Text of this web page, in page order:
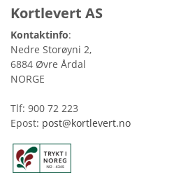
Kortlevert AS
Kontaktinfo:
Nedre Storøyni 2,
6884 Øvre Årdal
NORGE
Tlf: 900 72 223
Epost: post@kortlevert.no